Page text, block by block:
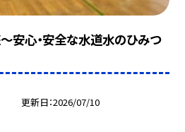
～安心・安全な水道水のひみつ
更新日 2026/07/10